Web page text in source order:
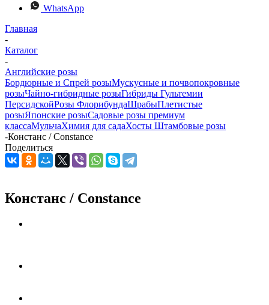
WhatsApp
Главная
-
Каталог
-
Английские розы
Бордюрные и Спрей розыМускусные и почвопокровные
розыЧайно-гибридные розыГибриды Гультемии
ПерсидскойРозы ФлорибундаШрабыПлетистые
розыЯпонские розыСадовые розы премиум
классаМульчаХимия для садаХосты Штамбовые розы
-Констанс / Constance
Поделиться
Констанс / Constance